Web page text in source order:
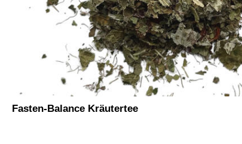
Fasten-Balance Kräutertee